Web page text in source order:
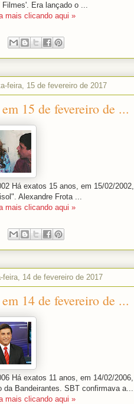
Filmes'. Era lançado o ...
mais clicando aqui »
feira, 15 de fevereiro de 2017
15 de fevereiro de ...
Há exatos 15 anos, em 15/02/
Alexandre Frota ...
mais clicando aqui »
feira, 14 de fevereiro de 2017
14 de fevereiro de ...
Há exatos 11 anos, em 14/02/
da Bandeirantes. SBT confirmava a...
mais clicando aqui »